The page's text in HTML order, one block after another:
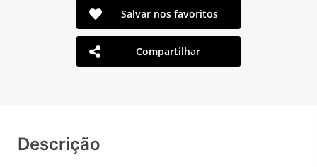
Salvar nos favoritos
Compartilhar
Descrição